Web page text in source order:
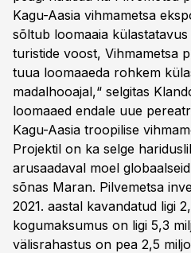
Kagu-Aasia vihmametsa
sõltub loomaaia
turistide voost, Vihmametsa
tuua loomaaeda rohkem
madalhooajal,“ selgitas
loomaaed endale uue
Kagu-Aasia troopilise
Projektil on ka selge
arusaadaval moel
sõnas Maran. Pilvemetsa
2021. aastal kavandatud ligi
kogumaksumus on ligi 5,3
välisrahastus on pea 2,5